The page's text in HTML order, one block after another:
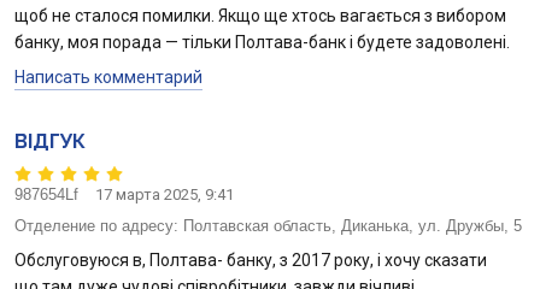
щоб не сталося помилки. Якщо ще хтось вагається з вибором
банку, моя порада — тільки Полтава-банк і будете задоволені.
Написать комментарий
ВІДГУК
987654Lf
17 марта 2025, 9:41
Отделение по адресу: Полтавская область, Диканька, ул. Дружбы, 5
Обслуговуюся в, Полтава- банку, з 2017 року, і хочу сказати